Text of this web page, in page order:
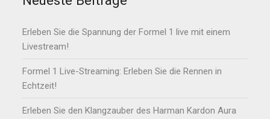
Erleben Sie die Spannung der Formel 1 live mit einem
Livestream!
Formel 1 Live-Streaming: Erleben Sie die Rennen in
Echtzeit!
Erleben Sie den Klangzauber des Harman Kardon Aura